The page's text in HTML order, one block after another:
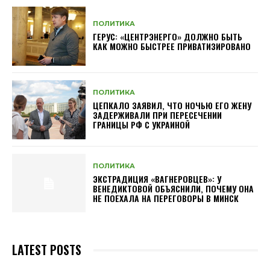
ПОЛИТИКА
ГЕРУС: «ЦЕНТРЭНЕРГО» ДОЛЖНО БЫТЬ
КАК МОЖНО БЫСТРЕЕ ПРИВАТИЗИРОВАНО
ПОЛИТИКА
ЦЕПКАЛО ЗАЯВИЛ, ЧТО НОЧЬЮ ЕГО ЖЕНУ
ЗАДЕРЖИВАЛИ ПРИ ПЕРЕСЕЧЕНИИ
ГРАНИЦЫ РФ С УКРАИНОЙ
ПОЛИТИКА
ЭКСТРАДИЦИЯ «ВАГНЕРОВЦЕВ»: У
ВЕНЕДИКТОВОЙ ОБЪЯСНИЛИ, ПОЧЕМУ ОНА
НЕ ПОЕХАЛА НА ПЕРЕГОВОРЫ В МИНСК
LATEST POSTS